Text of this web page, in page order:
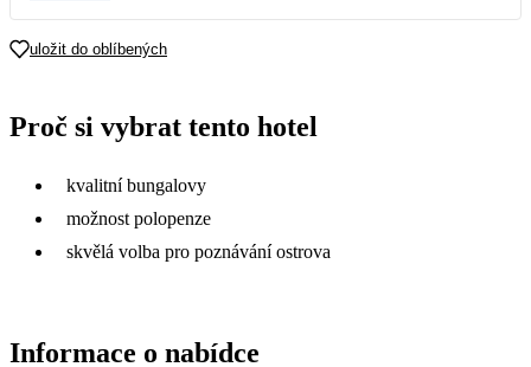
17
31 829 24 689 21 409
14 959
uložit do oblíbených
Proč si vybrat tento hotel
kvalitní bungalovy
možnost polopenze
skvělá volba pro poznávání ostrova
Informace o nabídce